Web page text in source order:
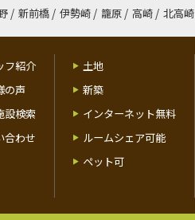
/ 新前橋 / 伊勢崎 / 籠原 / 高崎 / 北高崎
フ紹介
の声
設検索
合わせ
土地
新築
インターネット無料
ルームシェア可能
ペット可